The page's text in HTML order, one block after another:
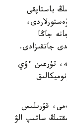
باستاپقى
جاڭا
جاتقىزادى.
تۇرعىن ءۇي
قۇرىلىس
ساتىپ الۋ